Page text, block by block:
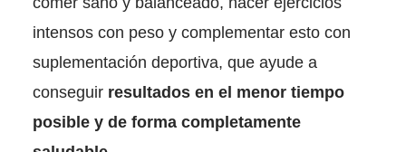
intensos con peso y complementar esto con
suplementación deportiva, que ayude a
conseguir resultados en el menor tiempo
posible y de forma completamente